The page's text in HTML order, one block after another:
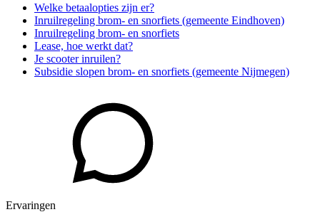
Welke betaalopties zijn er?
Inruilregeling brom- en snorfiets (gemeente Eindhoven)
Inruilregeling brom- en snorfiets
Lease, hoe werkt dat?
Je scooter inruilen?
Subsidie slopen brom- en snorfiets (gemeente Nijmegen)
Ervaringen